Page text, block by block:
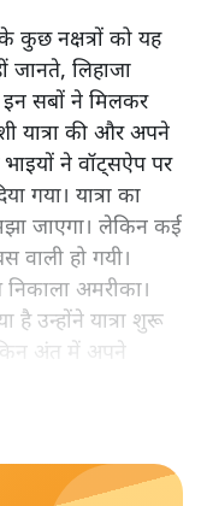
नक्षत्रों को यह
जानते, लिहाजा
सबों ने मिलकर
यात्रा की और अपने
ने वॉट्सऐप पर
यात्रा का
जाएगा। लेकिन कई
वाली हो गयी।
अमरीका।
उन्होंने यात्रा शुरू
अंत में अपने